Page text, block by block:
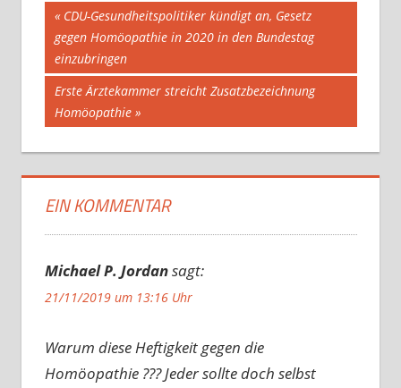
Beitragsnavigation
Vorheriger
Beitrag:
CDU-Gesundheitspolitiker kündigt an, Gesetz
gegen Homöopathie in 2020 in den Bundestag
einzubringen
Nächster
Beitrag:
Erste Ärztekammer streicht Zusatzbezeichnung
Homöopathie
EIN KOMMENTAR
Michael P. Jordansagt:
21/11/2019 um 13:16 Uhr
Warum diese Heftigkeit gegen die
Homöopathie ??? Jeder sollte doch selbst